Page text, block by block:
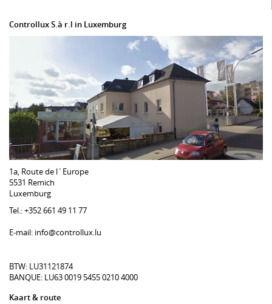
Controllux S.à r.l in Luxemburg
1a, Route de l´Europe
5531 Remich
Luxemburg
Tel.: +352 661 49 11 77
E-mail: info@controllux.lu
BTW: LU31121874
BANQUE: LU63 0019 5455 0210 4000
Kaart & route